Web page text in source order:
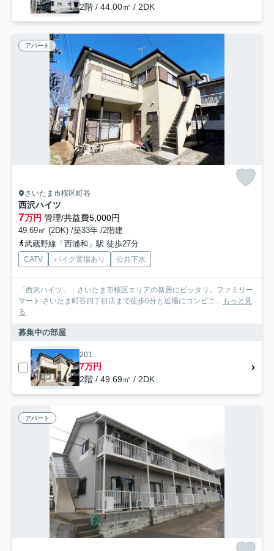
2階 / 44.00㎡ / 2DK
アパート
さいたま市桜区町谷
西沢ハイツ
7万円 管理/共益費5,000円
49.69㎡ (2DK) /築33年 /2階建
武蔵野線「西浦和」駅 徒歩27分
CATV バイク置場あり 公共下水
「西沢ハイツ」：さいたま市桜区エリアの新居にピッタリ。ファミリー
マート さいたま町谷四丁目店まで徒歩6分と近場にコンビニ... もっと見
る
募集中の部屋
201
7万円
2階 / 49.69㎡ / 2DK
アパート